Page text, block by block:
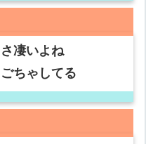
凄いよね
ちゃしてる